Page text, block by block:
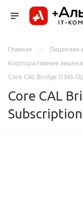
Главная
Лицензии
Корпоративные
Core CAL Bridge O365
Core CAL